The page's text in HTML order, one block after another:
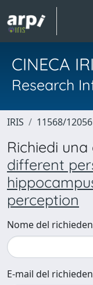
CINECA
Research
IRIS 11568/
Richiedi
different
perception
Nome del
E-mail del